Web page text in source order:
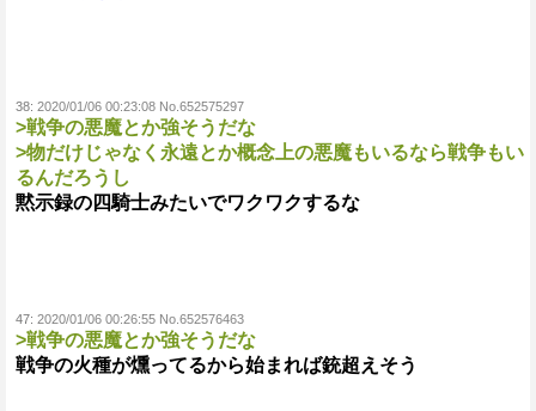
38: 2020/01/06 00:23:08 No.652575297
>戦争の悪魔とか強そうだな
>物だけじゃなく永遠とか概念上の悪魔もいるなら戦争もい
るんだろうし
黙示録の四騎士みたいでワクワクするな
47: 2020/01/06 00:26:55 No.652576463
>戦争の悪魔とか強そうだな
戦争の火種が燻ってるから始まれば銃超えそう